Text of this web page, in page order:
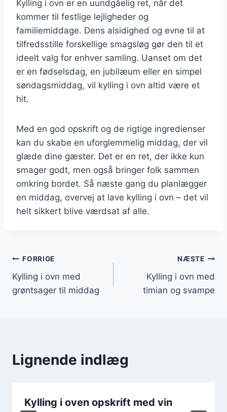
Kylling i ovn er en uundgåelig ret, når det
kommer til festlige lejligheder og
familiemiddage. Dens alsidighed og evne til at
tilfredsstille forskellige smagsløg gør den til et
ideelt valg for enhver samling. Uanset om det
er en fødselsdag, en jubilæum eller en simpel
søndagsmiddag, vil kylling i ovn altid være et
hit.
Med en god opskrift og de rigtige ingredienser
kan du skabe en uforglemmelig middag, der vil
glæde dine gæster. Det er en ret, der ikke kun
smager godt, men også bringer folk sammen
omkring bordet. Så næste gang du planlægger
en middag, overvej at lave kylling i ovn – det vil
helt sikkert blive værdsat af alle.
Indlægsnavigation
FORRIGE
Kylling i ovn med
grøntsager til middag
NÆSTE
Kylling i ovn med
timian og svampe
Lignende indlæg
Kylling i oven opskrift med vin